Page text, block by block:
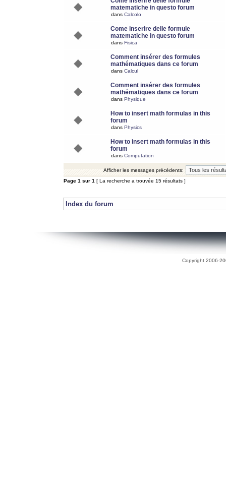
matematiche in questo forum
dans Calcolo
Come inserire delle formule
matematiche in questo forum
dans Fisica
Comment insérer des formules
mathématiques dans ce forum
dans Calcul
Comment insérer des formules
mathématiques dans ce forum
dans Physique
How to insert math formulas in this
forum
dans Physics
How to insert math formulas in this
forum
dans Computation
Afficher les messages précédents:
Page 1 sur 1 [ La recherche a trouvée 15 résultats ]
Index du forum
Copyright 2006-